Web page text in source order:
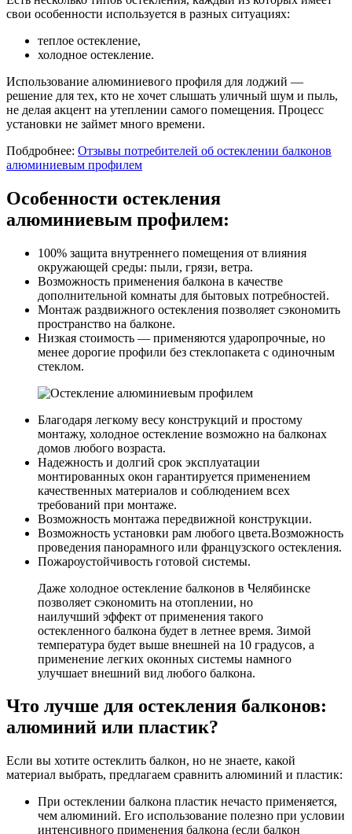
свои особенности используется в разных ситуациях:
теплое остекление,
холодное остекление.
Использование алюминиевого профиля для лоджий —
решение для тех, кто не хочет слышать уличный шум и пыль,
не делая акцент на утеплении самого помещения. Процесс
установки не займет много времени.
Побдробнее: Отзывы потребителей об остеклении балконов
алюминиевым профилем
Особенности остекления
алюминиевым профилем:
100% защита внутреннего помещения от влияния
окружающей среды: пыли, грязи, ветра.
Возможность применения балкона в качестве
дополнительной комнаты для бытовых потребностей.
Монтаж раздвижного остекления позволяет сэкономить
пространство на балконе.
Низкая стоимость — применяются ударопрочные, но
менее дорогие профили без стеклопакета с одиночным
стеклом.
Благодаря легкому весу конструкций и простому
монтажу, холодное остекление возможно на балконах
домов любого возраста.
Надежность и долгий срок эксплуатации
монтированных окон гарантируется применением
качественных материалов и соблюдением всех
требований при монтаже.
Возможность монтажа передвижной конструкции.
Возможность установки рам любого цвета.Возможность
проведения панорамного или французского остекления.
Пожароустойчивость готовой системы.
Даже холодное остекление балконов в Челябинске
позволяет сэкономить на отоплении, но
наилучший эффект от применения такого
остекленного балкона будет в летнее время. Зимой
температура будет выше внешней на 10 градусов, а
применение легких оконных системы намного
улучшает внешний вид любого балкона.
Что лучше для остекления балконов:
алюминий или пластик?
Если вы хотите остеклить балкон, но не знаете, какой
материал выбрать, предлагаем сравнить алюминий и пластик:
При остеклении балкона пластик нечасто применяется,
чем алюминий. Его использование полезно при условии
интенсивного применения балкона (если балкон